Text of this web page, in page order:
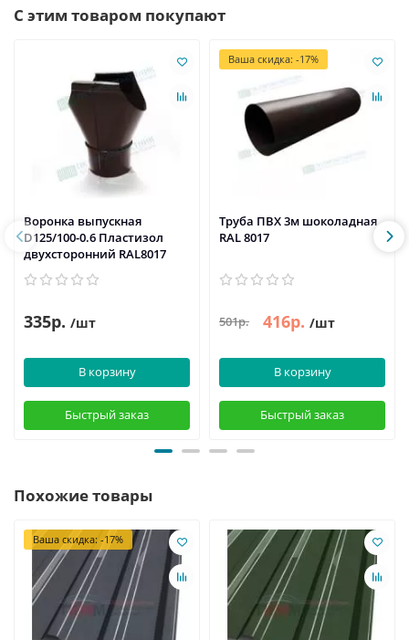
С этим товаром покупают
Воронка выпускная
D125/100-0.6 Пластизол
двухсторонний RAL8017
335р. /шт
В корзину
Быстрый заказ
Ваша скидка: -17%
Труба ПВХ 3м шоколадная
RAL 8017
501р. 416р. /шт
В корзину
Быстрый заказ
Похожие товары
Ваша скидка: -17%